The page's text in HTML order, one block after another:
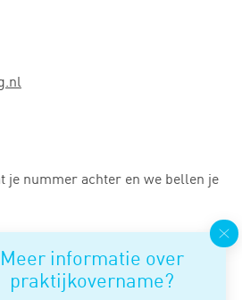
Meer informatie over
praktijkovername?
je nummer achter en we bellen je